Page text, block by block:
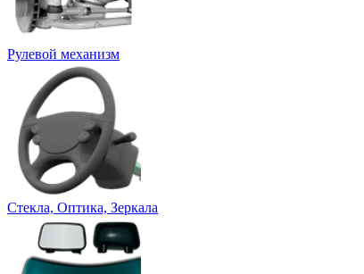
Рулевой механизм
Стекла, Оптика, Зеркала